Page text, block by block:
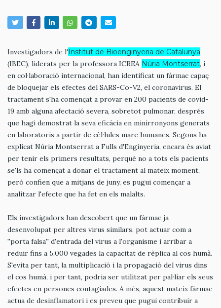
Investigadors de l' Institut de Bioenginyeria de Catalunya
(IBEC), liderats per la professora ICREA Núria Montserrat, i
en col·laboració internacional, han identificat un fàrmac capaç
de bloquejar els efectes del SARS-Co-V2, el coronavirus. El
tractament s'ha començat a provar en 200 pacients de covid-
19 amb alguna afectació severa, sobretot pulmonar, després
que hagi demostrat la seva eficàcia en minirronyons generats
en laboratoris a partir de cèl·lules mare humanes. Segons ha
explicat Núria Montserrat a Fulls d'Enginyeria, encara és aviat
per tenir els primers resultats, perquè no a tots els pacients
se'ls ha començat a donar el tractament al mateix moment,
però confien que a mitjans de juny, es pugui començar a
analitzar l'efecte que ha fet en els malalts.
Els investigadors han descobert que un fàrmac ja
desenvolupat per altres virus similars, pot actuar com a
''porta falsa'' d'entrada del virus a l'organisme i arribar a
reduir fins a 5.000 vegades la capacitat de rèplica al cos humà.
S'evita per tant, la multiplicació i la propagació del virus dins
el cos humà, i per tant, podria ser utilitzat per pal·liar els seus
efectes en persones contagiades. A més, aquest mateix fàrmac
actua de desinflamatori i es preveu que pugui contribuir a